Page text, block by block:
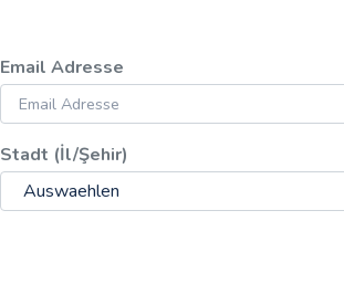
Email Adresse
Stadt (İl/Şehir)